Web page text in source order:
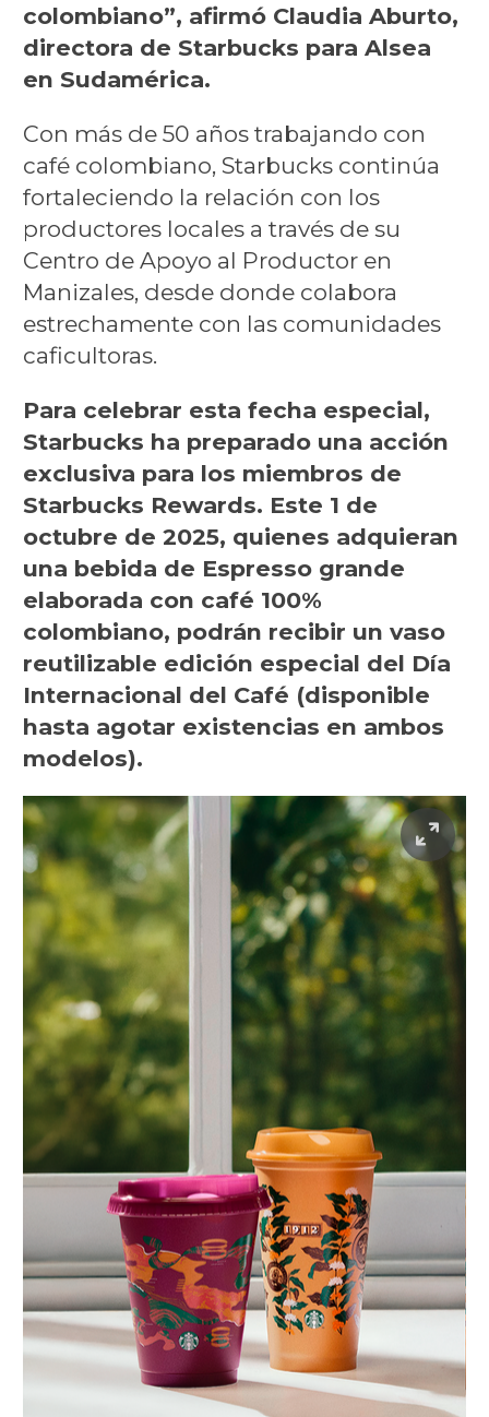
colombiano”, afirmó Claudia Aburto,
directora de Starbucks para Alsea
en Sudamérica.
Con más de 50 años trabajando con
café colombiano, Starbucks continúa
fortaleciendo la relación con los
productores locales a través de su
Centro de Apoyo al Productor en
Manizales, desde donde colabora
estrechamente con las comunidades
caficultoras.
Para celebrar esta fecha especial,
Starbucks ha preparado una acción
exclusiva para los miembros de
Starbucks Rewards. Este 1 de
octubre de 2025, quienes adquieran
una bebida de Espresso grande
elaborada con café 100%
colombiano, podrán recibir un vaso
reutilizable edición especial del Día
Internacional del Café (disponible
hasta agotar existencias en ambos
modelos).